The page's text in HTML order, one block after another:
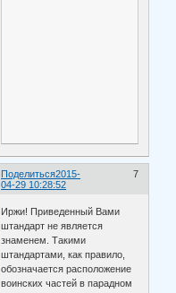
Поделиться 7
2015-
04-29 10:28:52
Иржи! Приведенный Вами
штандарт не является
знаменем. Такими
штандартами, как правило,
обозначается расположение
воинских частей в парадном